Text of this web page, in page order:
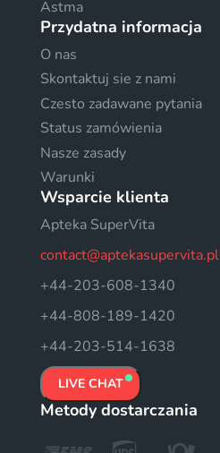
Astma
Przydatna informacja
O nas
Skontaktuj sie z nami
Czesto zadawane pytania
Status zamówienia
Nasze zasady
Warunki
Wsparcie klienta
Apteka SuperVita
contact@aptekasupervita.pl
+44-203-608-1340
+44-808-189-1420
+44-203-514-1638
LIVE CHAT
Metody dostarczania